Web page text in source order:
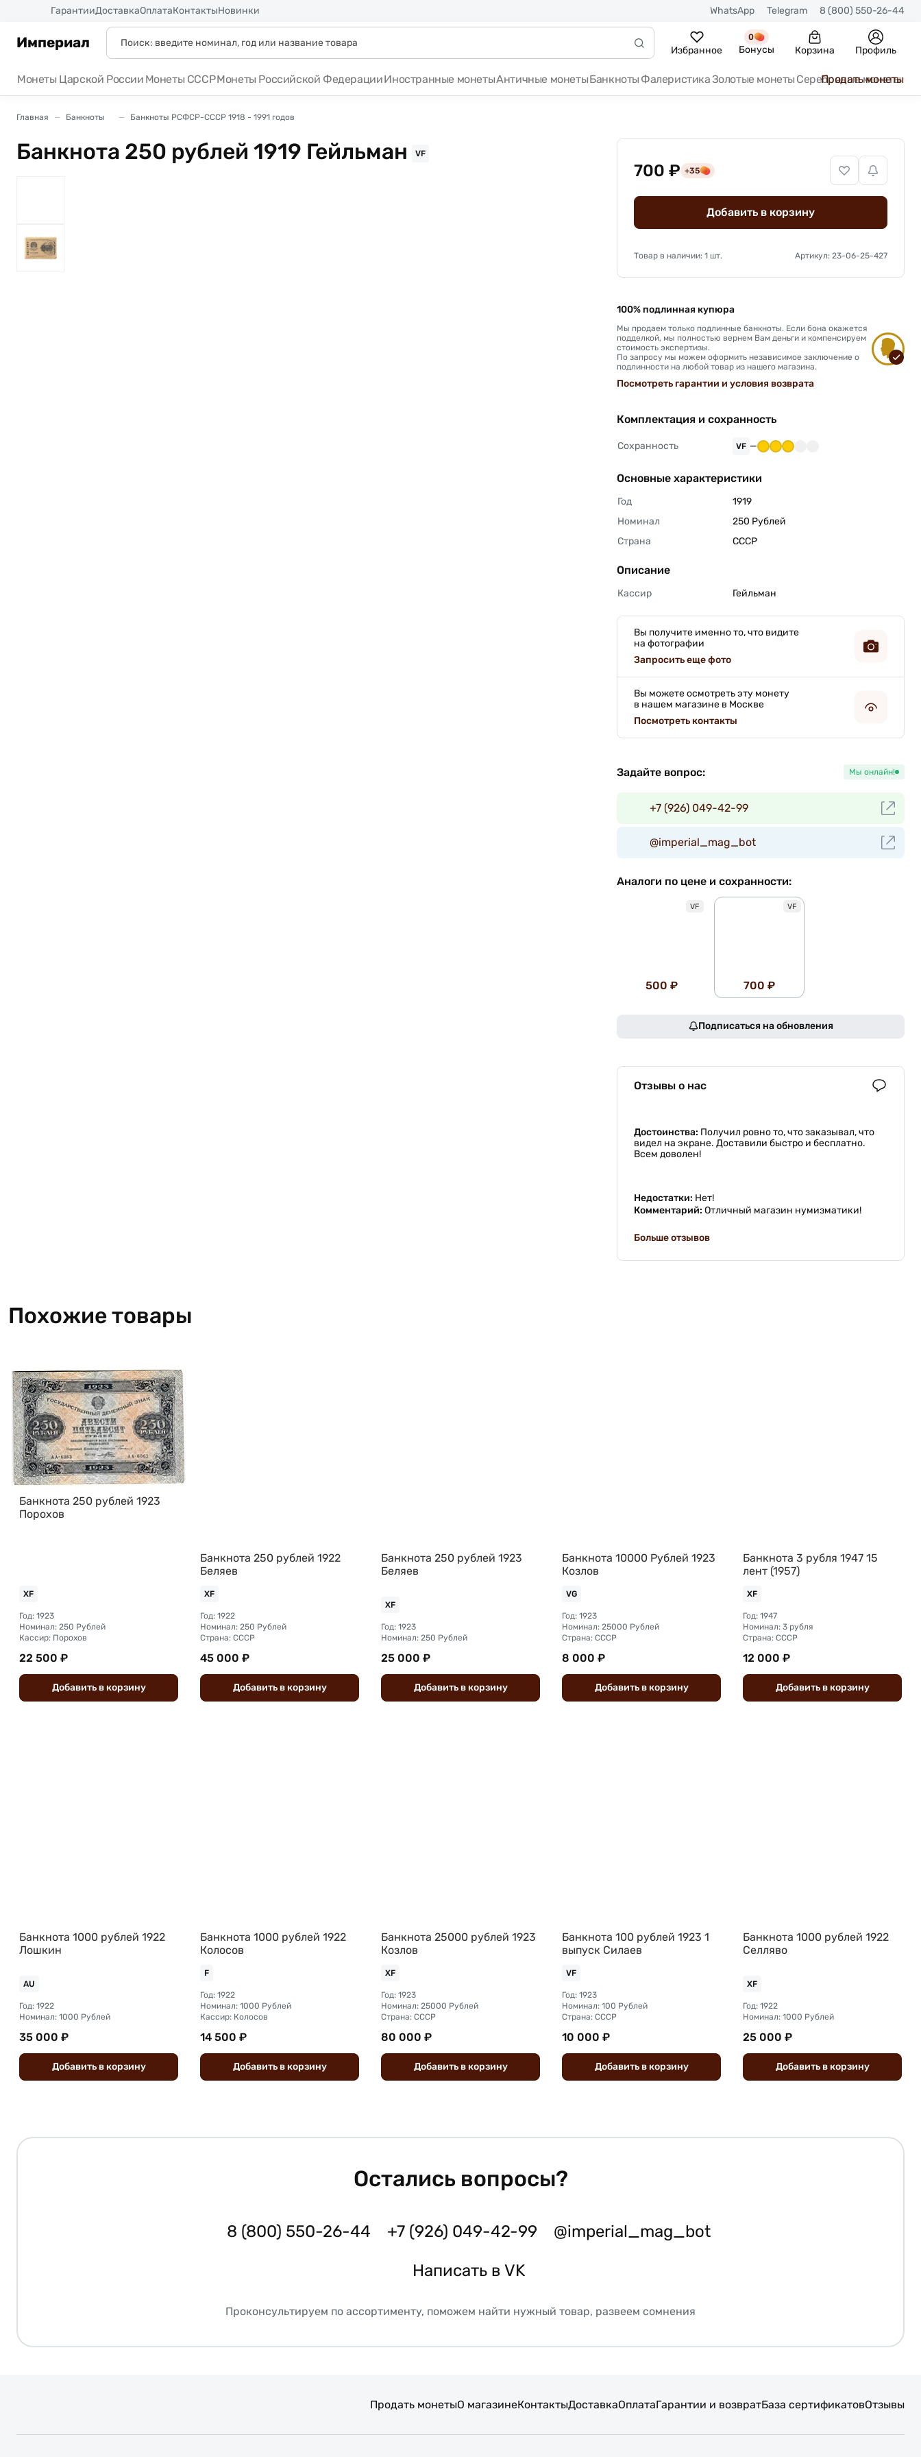
ГарантииДоставкаОплатаКонтактыНовинки WhatsApp Telegram 8 (800) 550-26-44
Империал Избранное
0
Бонусы Корзина Профиль
Монеты Царской России Монеты СССРМонеты Российской ФедерацииИностранные монетыАнтичные монетыБанкноты ФалеристикаЗолотые монеты Серебряные монеты
Продать монеты
Главная Банкноты Банкноты РСФСР-СССР 1918 - 1991 годов
Банкнота 250 рублей 1919 Гейльман VF
700 ₽ +35
Добавить в корзину
Товар в наличии: 1 шт. Артикул: 23-06-25-427
100% подлинная купюра
Мы продаем только подлинные банкноты. Если бона окажется
подделкой, мы полностью вернем Вам деньги и компенсируем
стоимость экспертизы.
По запросу мы можем оформить независимое заключение о
подлинности на любой товар из нашего магазина.
Посмотреть гарантии и условия возврата
Комплектация и сохранность
Сохранность VF —
Основные характеристики
Год
1919
Номинал
250 Рублей
Страна
СССР
Описание
Кассир Гейльман
Вы получите именно то, что видите
на фотографии
Запросить еще фото
Вы можете осмотреть эту монету
в нашем магазине в Москве
Посмотреть контакты
Задайте вопрос: Мы онлайн!
+7 (926) 049-42-99
@imperial_mag_bot
Аналоги по цене и сохранности:
VF
500 ₽
VF
700 ₽
Подписаться на обновления
Отзывы о нас
Достоинства: Получил ровно то, что заказывал, что
видел на экране. Доставили быстро и бесплатно.
Всем доволен!
Недостатки: Нет!
Комментарий: Отличный магазин нумизматики!
Больше отзывов
Похожие товары
Банкнота 250 рублей 1923
Порохов
XF
Год: 1923
Номинал: 250 Рублей
Кассир: Порохов
22 500 ₽
Добавить вкорзину
Банкнота 250 рублей 1922
Беляев
XF
Год: 1922
Номинал: 250 Рублей
Страна: СССР
45 000 ₽
Добавить вкорзину
Банкнота 250 рублей 1923
Беляев
XF
Год: 1923
Номинал: 250 Рублей
25 000 ₽
Добавить вкорзину
Банкнота 10000 Рублей 1923
Козлов
VG
Год: 1923
Номинал: 25000 Рублей
Страна: СССР
8 000 ₽
Добавить вкорзину
Банкнота 3 рубля 1947 15
лент (1957)
XF
Год: 1947
Номинал: 3 рубля
Страна: СССР
12 000 ₽
Добавить вкорзину
Банкнота 1000 рублей 1922
Лошкин
AU
Год: 1922
Номинал: 1000 Рублей
35 000 ₽
Добавить вкорзину
Банкнота 1000 рублей 1922
Колосов
F
Год: 1922
Номинал: 1000 Рублей
Кассир: Колосов
14 500 ₽
Добавить вкорзину
Банкнота 25000 рублей 1923
Козлов
XF
Год: 1923
Номинал: 25000 Рублей
Страна: СССР
80 000 ₽
Добавить вкорзину
Банкнота 100 рублей 1923 1
выпуск Силаев
VF
Год: 1923
Номинал: 100 Рублей
Страна: СССР
10 000 ₽
Добавить вкорзину
Банкнота 1000 рублей 1922
Селляво
XF
Год: 1922
Номинал: 1000 Рублей
25 000 ₽
Добавить вкорзину
Остались вопросы?
8 (800) 550-26-44 +7 (926) 049-42-99 @imperial_mag_bot
Написать в VK
Проконсультируем по ассортименту, поможем найти нужный товар, развеем сомнения
Продать монетыО магазинеКонтактыДоставкаОплатаГарантии и возвратБаза сертификатовОтзывы